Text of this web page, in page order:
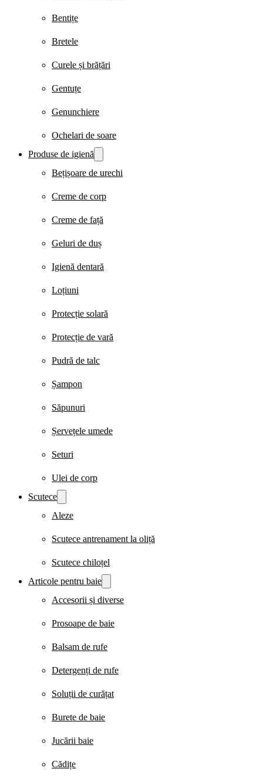
Bentițe
Bretele
Curele și brățări
Gentuțe
Genunchiere
Ochelari de soare
Produse de igienă
Bețișoare de urechi
Creme de corp
Creme de față
Geluri de duș
Igienă dentară
Loțiuni
Protecție solară
Protecție de vară
Pudră de talc
Șampon
Săpunuri
Șervețele umede
Seturi
Ulei de corp
Scutece
Aleze
Scutece antrenament la oliță
Scutece chiloțel
Articole pentru baie
Accesorii și diverse
Prosoape de baie
Balsam de rufe
Detergenți de rufe
Soluții de curățat
Burete de baie
Jucării baie
Cădițe